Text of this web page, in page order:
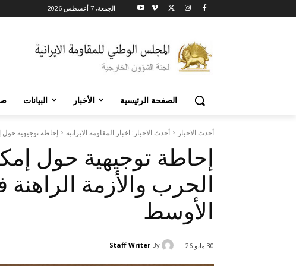
الجمعة, 7 أغسطس 2026
الصفحة الرئيسية الأخبار البيانات
أحدث الاخبار أحدث الاخبار: اخبار المقاومة الايرانية إحاطة توجيهية حول
إحاطة توجيهية حول
الحرب والأزمة
الأوسط
30 مايو 26 By
Staff Writer